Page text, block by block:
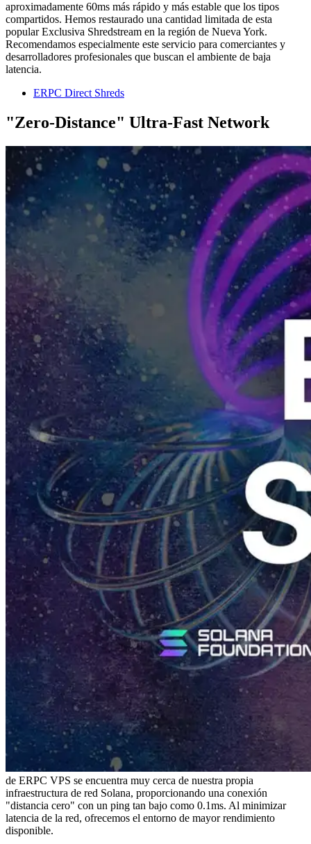
aproximadamente 60ms más rápido y más estable que los tipos
compartidos. Hemos restaurado una cantidad limitada de esta
popular Exclusiva Shredstream en la región de Nueva York.
Recomendamos especialmente este servicio para comerciantes y
desarrolladores profesionales que buscan el ambiente de baja
latencia.
ERPC Direct Shreds
"Zero-Distance" Ultra-Fast Network
de ERPC VPS se encuentra muy cerca de nuestra propia
infraestructura de red Solana, proporcionando una conexión
"distancia cero" con un ping tan bajo como 0.1ms. Al minimizar
latencia de la red, ofrecemos el entorno de mayor rendimiento
disponible.